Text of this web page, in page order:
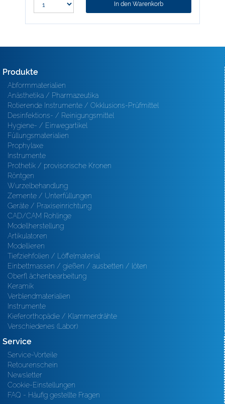
In den Warenkorb
Produkte
Abformmaterialien
Anästhetika / Pharmazeutika
Rotierende Instrumente / Okklusions-Prüfmittel
Desinfektions- / Reinigungsmittel
Hygiene- / Einwegartikel
Füllungsmaterialien
Prophylaxe
Instrumente
Prothetik / provisorische Kronen
Röntgen
Wurzelbehandlung
Zemente / Unterfüllungen
Geräte / Praxiseinrichtung
CAD/CAM Rohlinge
Modellherstellung
Artikulatoren
Modellieren
Tiefziehfolien / Löffelmaterial
Einbettmassen / gießen / ausbetten / löten
Oberfl ächenbearbeitung
Keramik
Verblendmaterialien
Instrumente
Kieferorthopädie / Klammerdrähte
Verschiedenes (Labor)
Service
Service-Vorteile
Retourenschein
Newsletter
Cookie-Einstellungen
FAQ - Häufig gestellte Fragen